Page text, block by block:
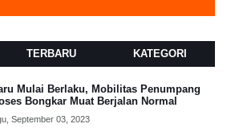
TERBARU KATEGORI
Mulai Berlaku, Mobilitas Penumpang
Bongkar Muat Berjalan Normal
September 03, 2023